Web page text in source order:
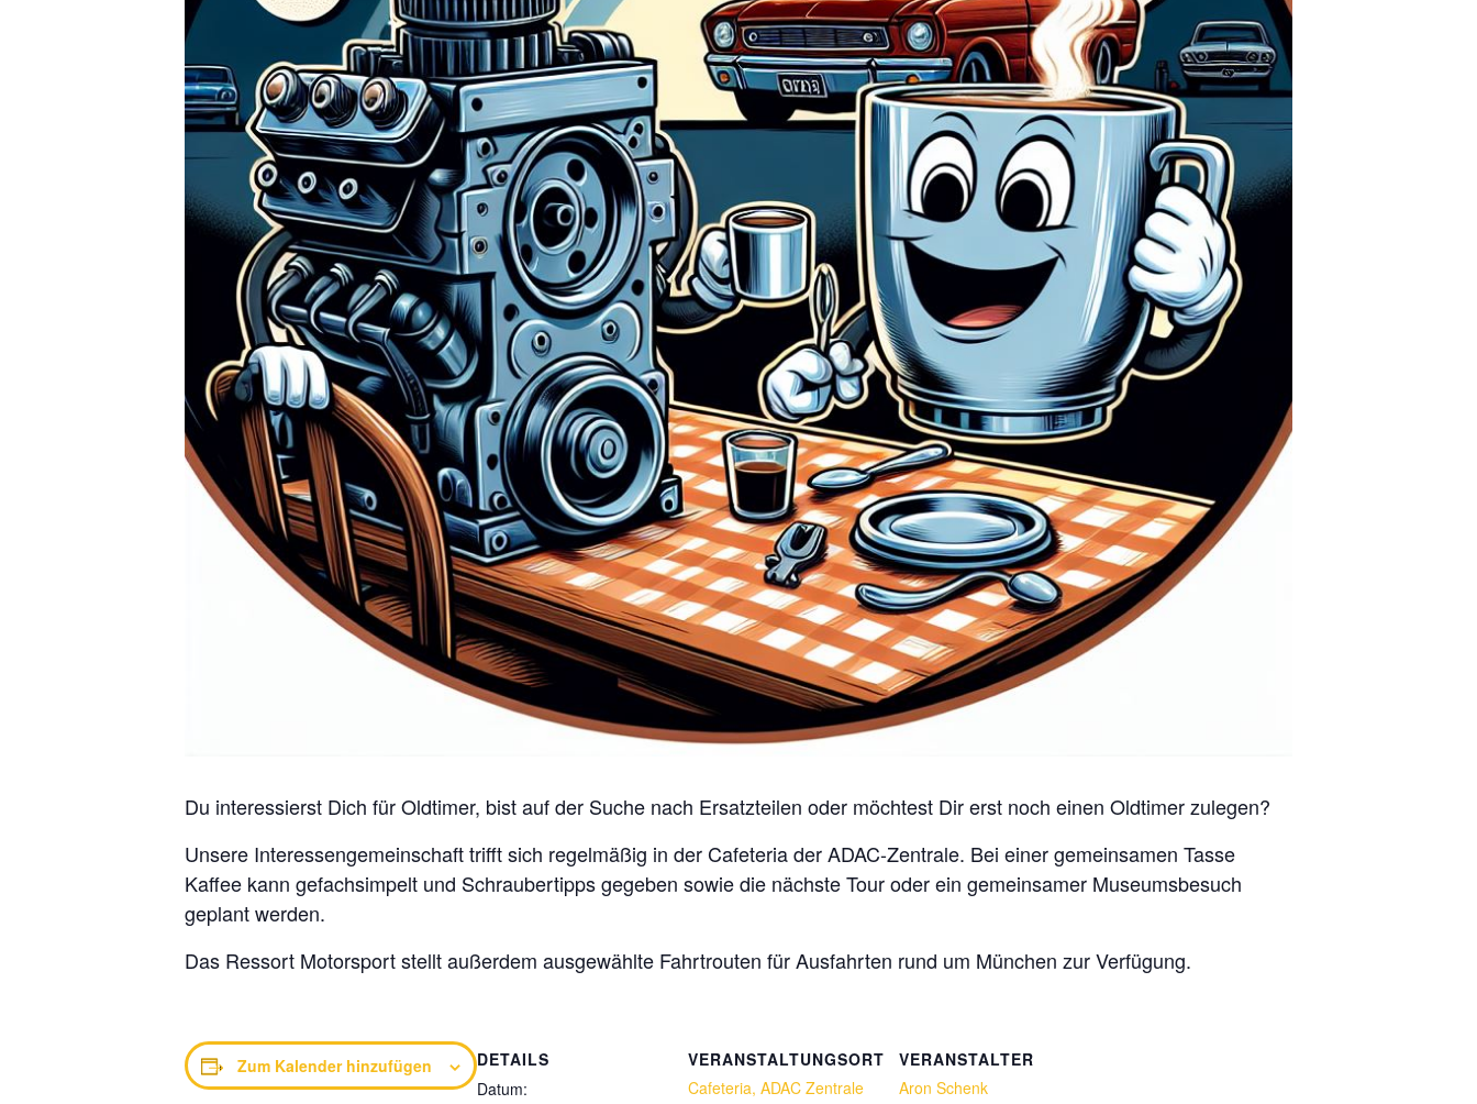
Du interessierst Dich für Oldtimer, bist auf der Suche nach Ersatzteilen oder möchtest Dir erst noch einen Oldtimer zulegen?
Unsere Interessengemeinschaft trifft sich regelmäßig in der Cafeteria der ADAC-Zentrale. Bei einer gemeinsamen Tasse
Kaffee kann gefachsimpelt und Schraubertipps gegeben sowie die nächste Tour oder ein gemeinsamer Museumsbesuch
geplant werden.
Das Ressort Motorsport stellt außerdem ausgewählte Fahrtrouten für Ausfahrten rund um München zur Verfügung.
Zum Kalender hinzufügen
DETAILS
Datum:
VERANSTALTUNGSORT
Cafeteria, ADAC Zentrale
VERANSTALTER
Aron Schenk